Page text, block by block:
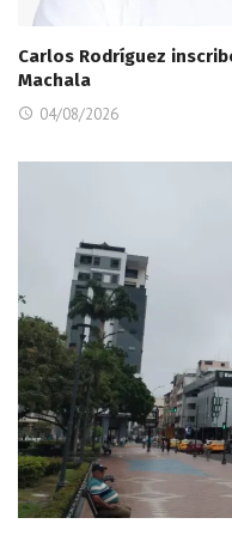
Carlos Rodríguez
Machala
04/08/2026